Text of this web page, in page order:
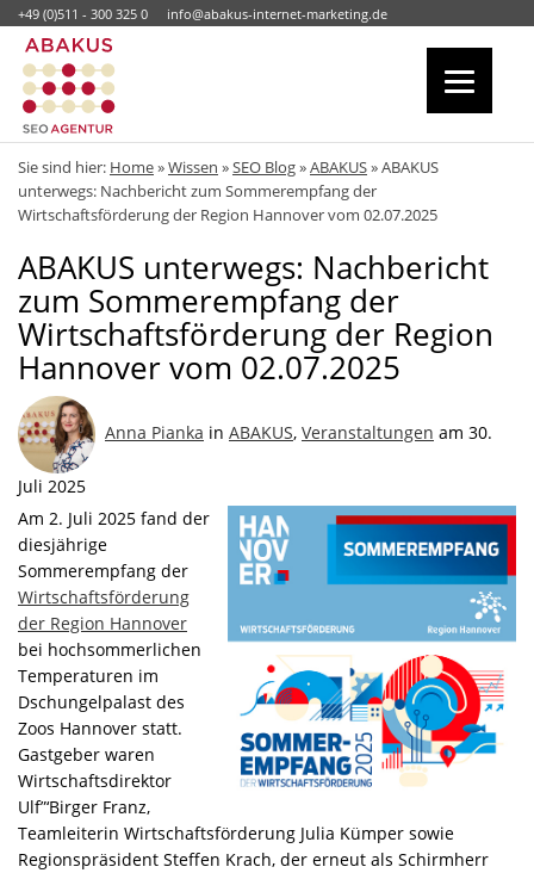
+49 (0)511 - 300 325 0 info@abakus-internet-marketing.de
Sie sind hier: Home»Wissen »SEO Blog»ABAKUS»ABAKUS
unterwegs: Nachbericht zum Sommerempfang der
Wirtschaftsförderung der Region Hannover vom 02.07.2025
ABAKUS unterwegs: Nachbericht
zum Sommerempfang der
Wirtschaftsförderung der Region
Hannover vom 02.07.2025
Anna Pianka in ABAKUS, Veranstaltungen am 30.
Juli 2025
Am 2. Juli 2025 fand der
diesjährige
Sommerempfang der
Wirtschaftsförderung
der Region Hannover
bei hochsommerlichen
Temperaturen im
Dschungelpalast des
Zoos Hannover statt.
Gastgeber waren
Wirtschaftsdirektor
Ulf”‘Birger Franz,
Teamleiterin Wirtschaftsförderung Julia Kümper sowie
Regionspräsident Steffen Krach, der erneut als Schirmherr